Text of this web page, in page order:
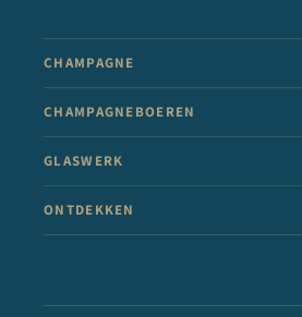
CHAMPAGNE
CHAMPAGNEBOEREN
GLASWERK
ONTDEKKEN